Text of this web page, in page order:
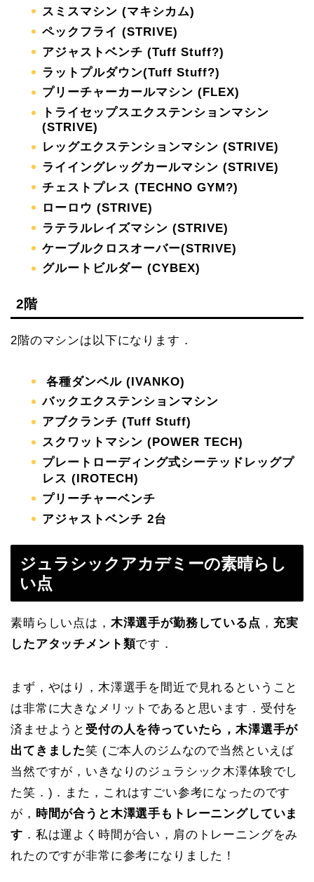
スミスマシン (マキシカム)
ペックフライ (STRIVE)
アジャストベンチ (Tuff Stuff?)
ラットプルダウン(Tuff Stuff?)
プリーチャーカールマシン (FLEX)
トライセップスエクステンションマシン
(STRIVE)
レッグエクステンションマシン (STRIVE)
ライイングレッグカールマシン (STRIVE)
チェストプレス (TECHNO GYM?)
ローロウ (STRIVE)
ラテラルレイズマシン (STRIVE)
ケーブルクロスオーバー(STRIVE)
グルートビルダー (CYBEX)
2階
2階のマシンは以下になります．
各種ダンベル (IVANKO)
バックエクステンションマシン
アブクランチ (Tuff Stuff)
スクワットマシン (POWER TECH)
プレートローディング式シーテッドレッグプ
レス (IROTECH)
プリーチャーベンチ
アジャストベンチ 2台
ジュラシックアカデミーの素晴らし
い点
素晴らしい点は， 木澤選手が勤務している点 ， 充実
したアタッチメント類です．
まず，やはり，木澤選手を間近で見れるということ
は非常に大きなメリットであると思います．受付を
済ませようと 受付の人を待っていたら，木澤選手が
出てきました笑 (ご本人のジムなので当然といえば
当然ですが，いきなりのジュラシック木澤体験でし
た笑．)．また，これはすごい参考になったのです
が， 時間が合うと木澤選手もトレーニングしていま
す ．私は運よく時間が合い，肩のトレーニングをみ
れたのですが非常に参考になりました！